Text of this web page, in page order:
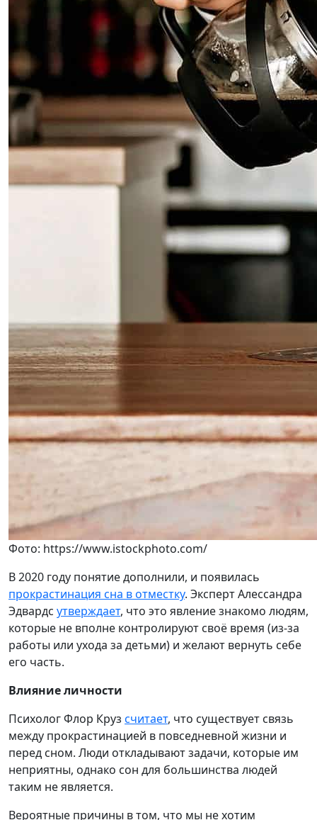
Фото: https://www.istockphoto.com/
В 2020 году понятие дополнили, и появилась
прокрастинация сна в отместку. Эксперт Алессандра
Эдвардс утверждает, что это явление знакомо людям,
которые не вполне контролируют своё время (из-за
работы или ухода за детьми) и желают вернуть себе
его часть.
Влияние личности
Психолог Флор Круз считает, что существует связь
между прокрастинацией в повседневной жизни и
перед сном. Люди откладывают задачи, которые им
неприятны, однако сон для большинства людей
таким не является.
Вероятные причины в том, что мы не хотим